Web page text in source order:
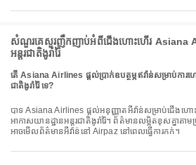
សំណួរគេសួរញឹកញាប់អំពីជើងហោះហើរ Asiana
អន្តរជាតិងូរ៉ារ៉ៃ
តើ Asiana Airlines ផ្តល់ប្រាក់ឧបត្ថម្ភឥវ៉ាន់សម្រាប់ការហ
ជាតិងូរ៉ារ៉ៃ ទេ?
បាទ Asiana Airlines ផ្តល់អនុញ្ញាតអីវ៉ាន់សម្រាប់ជើងហោះហើរ ក្នុងស្រុក & អន្តរជាតិ ចេញពី
អាកាសយានដ្ឋានអន្តរជាតិងូរ៉ារ៉ៃ។ ព័ត៌មានលម្អិតខុសគ្នាត
អាចមើលព័ត៌មានអីវ៉ាន់នៅ Airpaz នៅពេលធ្វើការកក់។